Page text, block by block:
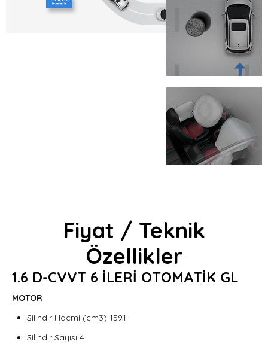
Fiyat / Teknik
Özellikler
1.6 D-CVVT 6 İLERİ OTOMATİK GL
MOTOR
Silindir Hacmi (cm3) 1591
Silindir Sayısı 4